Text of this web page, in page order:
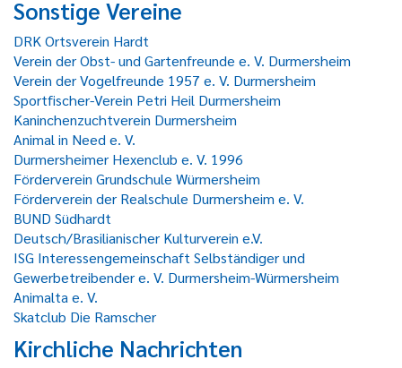
Sonstige Vereine
DRK Ortsverein Hardt
Verein der Obst- und Gartenfreunde e. V. Durmersheim
Verein der Vogelfreunde 1957 e. V. Durmersheim
Sportfischer-Verein Petri Heil Durmersheim
Kaninchenzuchtverein Durmersheim
Animal in Need e. V.
Durmersheimer Hexenclub e. V. 1996
Förderverein Grundschule Würmersheim
Förderverein der Realschule Durmersheim e. V.
BUND Südhardt
Deutsch/Brasilianischer Kulturverein e.V.
ISG Interessengemeinschaft Selbständiger und
Gewerbetreibender e. V. Durmersheim-Würmersheim
Animalta e. V.
Skatclub Die Ramscher
Kirchliche Nachrichten